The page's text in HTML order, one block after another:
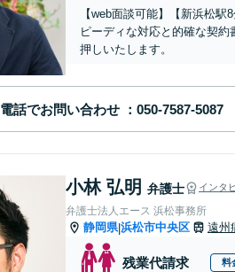
【web面談可能】【新浜松
ピーディな対応と的確な契
押しいたします。
電話でお問い合わせ
小林 弘明 弁護士 インタ
弁護士法人エース 浜松事務所
静岡県|浜松市中央区 遠州
残業代請求 料